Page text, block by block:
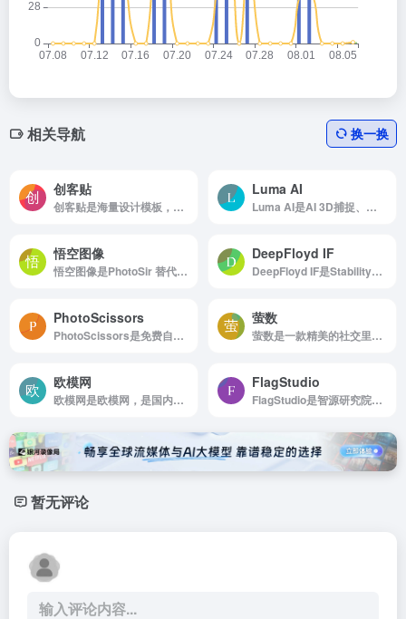
相关导航 换一换
创客贴
创客贴是海量设计模板，分分钟搞定美图设计
Luma AI
Luma AI是AI 3D捕捉、建模和渲染
悟空图像
悟空图像是PhotoSir 替代Adobe PhotoShop 的专业图像处理软件
DeepFloyd IF
DeepFloyd IF是StabilityAI旗下的DeepFloyd团队推出的图片生成模型
PhotoScissors
PhotoScissors是免费自动图片背景去除
萤数
萤数是一款精美的社交里程碑动画生成工具，为社交影响者里程碑动画制作服务。快速生成引人入胜的数据故事动画，让您的里程碑展示更具吸引力。
欧模网
欧模网是欧模网，是国内领先的3d模型与设计资源库。
FlagStudio
FlagStudio是智源研究院推出的AI文本图像绘画生成工具
暂无评论